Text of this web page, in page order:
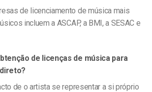
de licenciamento de música mais
incluem a ASCAP, a BMI, a SESAC e
de licenças de música para
de o artista se representar a si próprio